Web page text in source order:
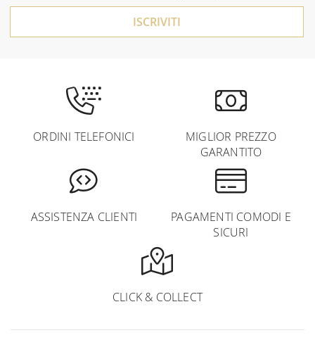
ISCRIVITI
ORDINI TELEFONICI
MIGLIOR PREZZO
GARANTITO
ASSISTENZA CLIENTI
PAGAMENTI COMODI E
SICURI
CLICK & COLLECT